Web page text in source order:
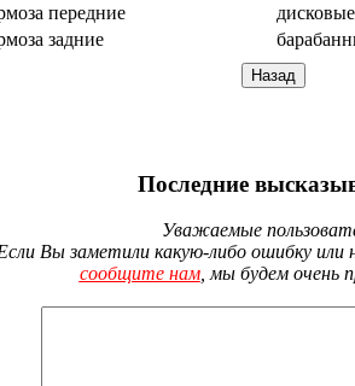
передние
задние
Последние
Уважаемые
Вы заметили какую-либо ошибку или
сообщите нам, мы будем очень